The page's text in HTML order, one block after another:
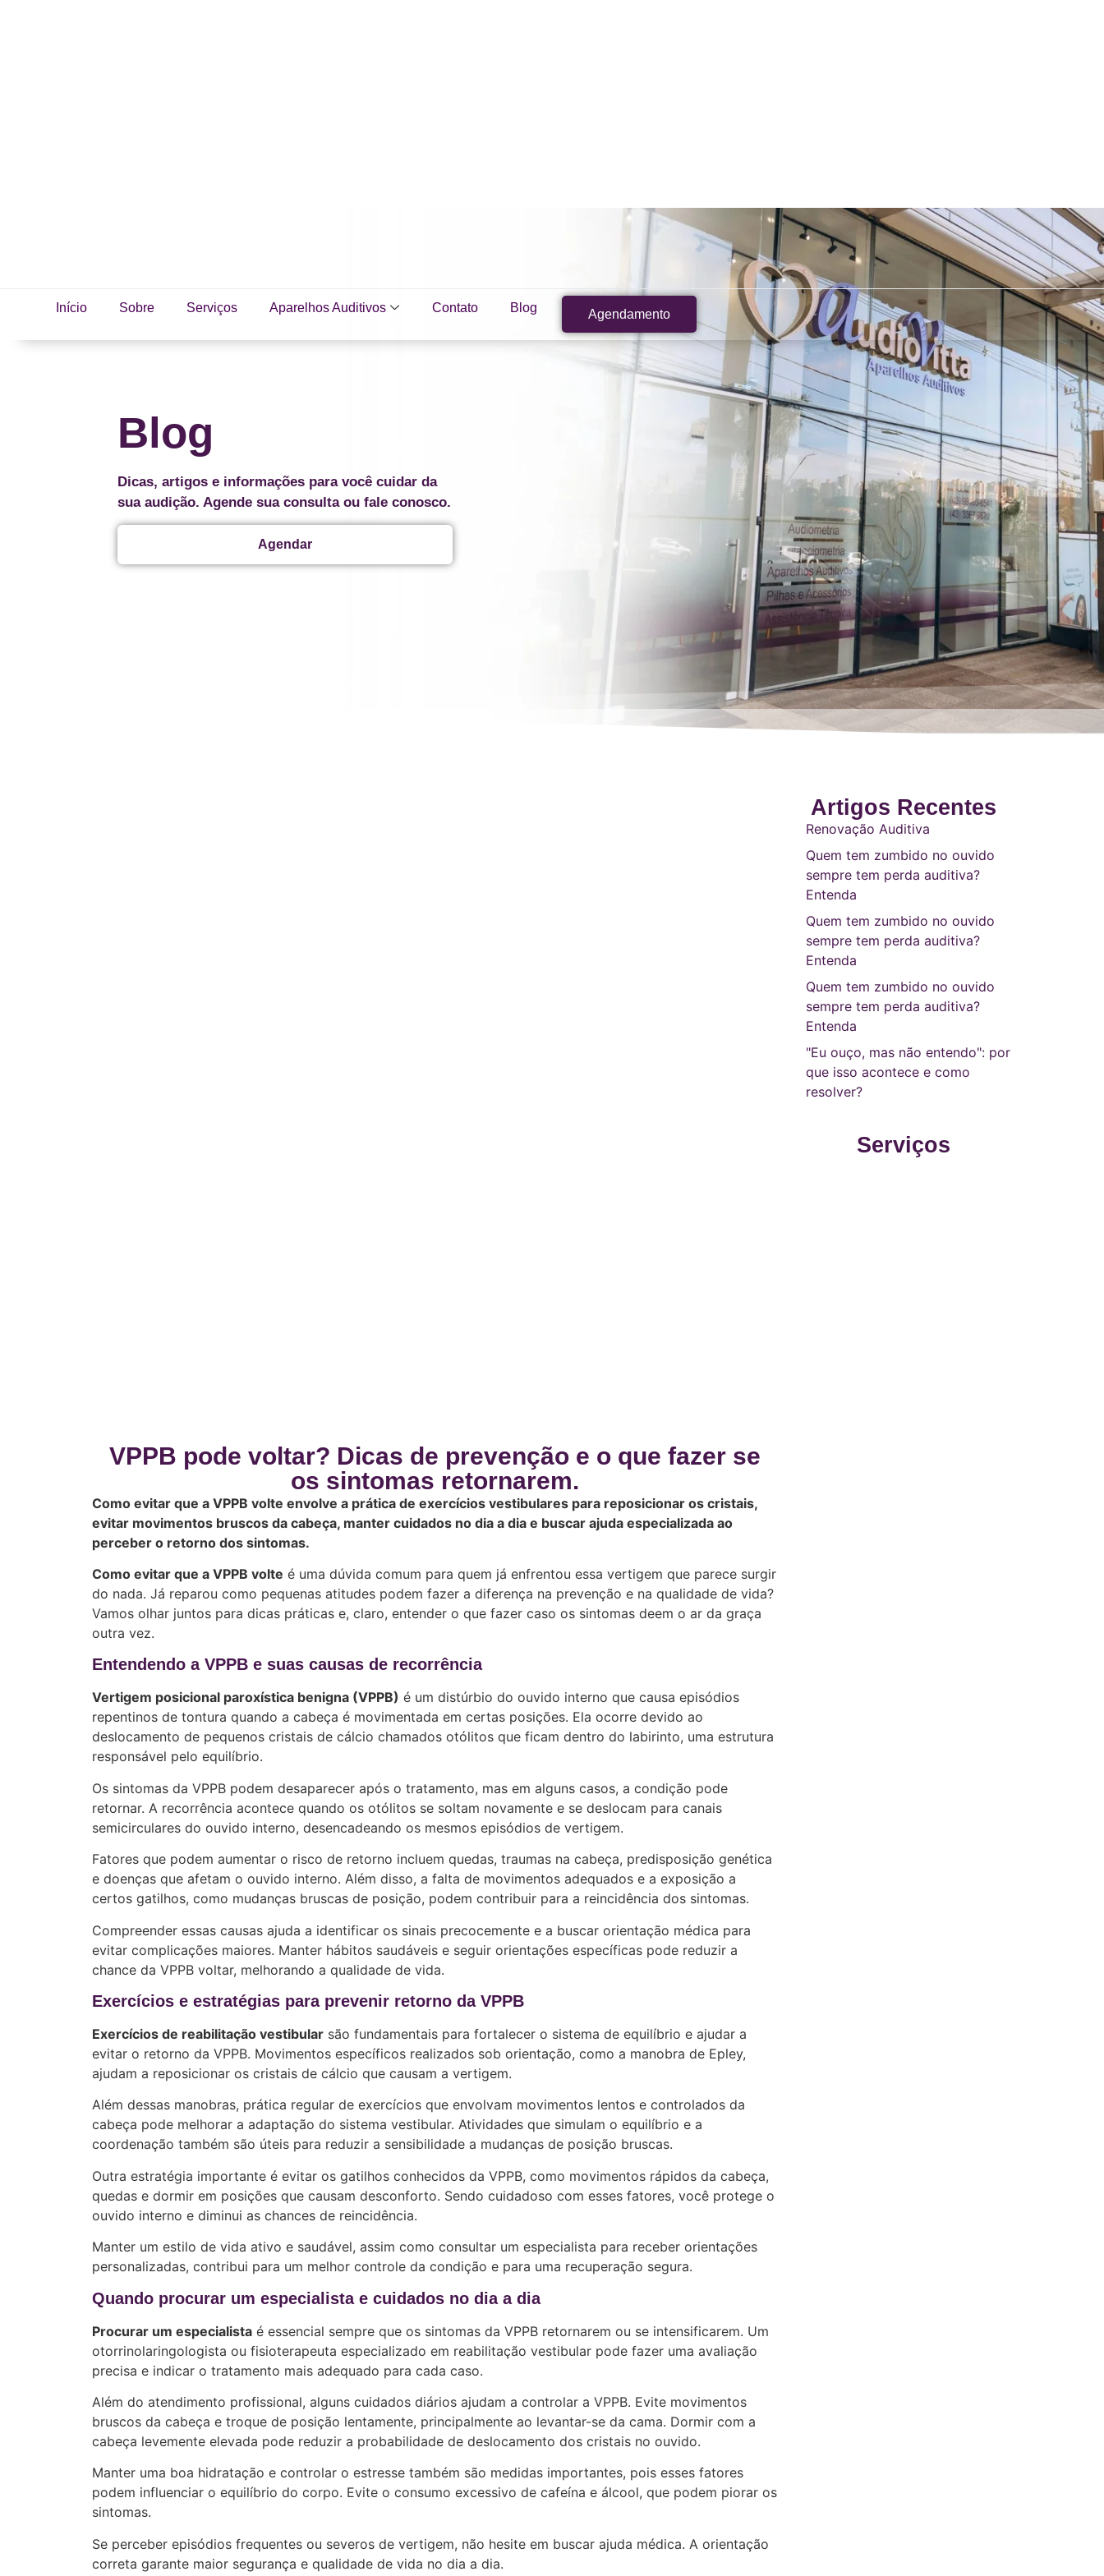
Início Sobre Serviços Aparelhos Auditivos Contato Blog Agendamento
Blog
Dicas, artigos e informações para você cuidar da
sua audição. Agende sua consulta ou fale conosco.
Agendar
VPPB pode voltar? Dicas de prevenção e o que fazer se
os sintomas retornarem.
Como evitar que a VPPB volte envolve a prática de exercícios vestibulares para reposicionar os cristais,
evitar movimentos bruscos da cabeça, manter cuidados no dia a dia e buscar ajuda especializada ao
perceber o retorno dos sintomas.
Como evitar que a VPPB volte é uma dúvida comum para quem já enfrentou essa vertigem que parece surgir
do nada. Já reparou como pequenas atitudes podem fazer a diferença na prevenção e na qualidade de vida?
Vamos olhar juntos para dicas práticas e, claro, entender o que fazer caso os sintomas deem o ar da graça
outra vez.
Entendendo a VPPB e suas causas de recorrência
Vertigem posicional paroxística benigna (VPPB) é um distúrbio do ouvido interno que causa episódios
repentinos de tontura quando a cabeça é movimentada em certas posições. Ela ocorre devido ao
deslocamento de pequenos cristais de cálcio chamados otólitos que ficam dentro do labirinto, uma estrutura
responsável pelo equilíbrio.
Os sintomas da VPPB podem desaparecer após o tratamento, mas em alguns casos, a condição pode
retornar. A recorrência acontece quando os otólitos se soltam novamente e se deslocam para canais
semicirculares do ouvido interno, desencadeando os mesmos episódios de vertigem.
Fatores que podem aumentar o risco de retorno incluem quedas, traumas na cabeça, predisposição genética
e doenças que afetam o ouvido interno. Além disso, a falta de movimentos adequados e a exposição a
certos gatilhos, como mudanças bruscas de posição, podem contribuir para a reincidência dos sintomas.
Compreender essas causas ajuda a identificar os sinais precocemente e a buscar orientação médica para
evitar complicações maiores. Manter hábitos saudáveis e seguir orientações específicas pode reduzir a
chance da VPPB voltar, melhorando a qualidade de vida.
Exercícios e estratégias para prevenir retorno da VPPB
Exercícios de reabilitação vestibular são fundamentais para fortalecer o sistema de equilíbrio e ajudar a
evitar o retorno da VPPB. Movimentos específicos realizados sob orientação, como a manobra de Epley,
ajudam a reposicionar os cristais de cálcio que causam a vertigem.
Além dessas manobras, prática regular de exercícios que envolvam movimentos lentos e controlados da
cabeça pode melhorar a adaptação do sistema vestibular. Atividades que simulam o equilíbrio e a
coordenação também são úteis para reduzir a sensibilidade a mudanças de posição bruscas.
Outra estratégia importante é evitar os gatilhos conhecidos da VPPB, como movimentos rápidos da cabeça,
quedas e dormir em posições que causam desconforto. Sendo cuidadoso com esses fatores, você protege o
ouvido interno e diminui as chances de reincidência.
Manter um estilo de vida ativo e saudável, assim como consultar um especialista para receber orientações
personalizadas, contribui para um melhor controle da condição e para uma recuperação segura.
Quando procurar um especialista e cuidados no dia a dia
Procurar um especialista é essencial sempre que os sintomas da VPPB retornarem ou se intensificarem. Um
otorrinolaringologista ou fisioterapeuta especializado em reabilitação vestibular pode fazer uma avaliação
precisa e indicar o tratamento mais adequado para cada caso.
Além do atendimento profissional, alguns cuidados diários ajudam a controlar a VPPB. Evite movimentos
bruscos da cabeça e troque de posição lentamente, principalmente ao levantar-se da cama. Dormir com a
cabeça levemente elevada pode reduzir a probabilidade de deslocamento dos cristais no ouvido.
Manter uma boa hidratação e controlar o estresse também são medidas importantes, pois esses fatores
podem influenciar o equilíbrio do corpo. Evite o consumo excessivo de cafeína e álcool, que podem piorar os
sintomas.
Se perceber episódios frequentes ou severos de vertigem, não hesite em buscar ajuda médica. A orientação
correta garante maior segurança e qualidade de vida no dia a dia.
Artigos Recentes
Renovação Auditiva
Quem tem zumbido no ouvido
sempre tem perda auditiva?
Entenda
Quem tem zumbido no ouvido
sempre tem perda auditiva?
Entenda
Quem tem zumbido no ouvido
sempre tem perda auditiva?
Entenda
"Eu ouço, mas não entendo": por
que isso acontece e como
resolver?
Serviços